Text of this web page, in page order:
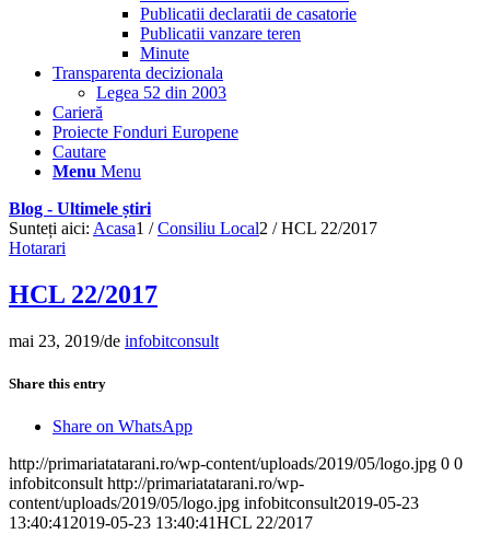
Publicatii declaratii de casatorie
Publicatii vanzare teren
Minute
Transparenta decizionala
Legea 52 din 2003
Carieră
Proiecte Fonduri Europene
Cautare
Menu Menu
Blog - Ultimele știri
Sunteți aici: Acasa1 / Consiliu Local2 / HCL 22/2017
Hotarari
HCL 22/2017
mai 23, 2019/de infobitconsult
Share this entry
Share on WhatsApp
http://primariatatarani.ro/wp-content/uploads/2019/05/logo.jpg 0 0
infobitconsult http://primariatatarani.ro/wp-
content/uploads/2019/05/logo.jpg infobitconsult2019-05-23
13:40:41 2019-05-23 13:40:41HCL 22/2017